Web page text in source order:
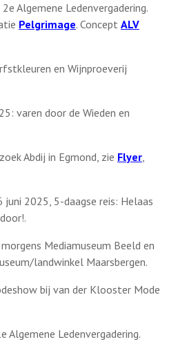
Algemene Ledenvergadering.
Pelgrimage. Concept ALV
en Wijnproeverij
varen door de Wieden en
Abdij in Egmond, zie Flyer,
2025, 5-daagse reis: Helaas
Mediamuseum Beeld en
landwinkel Maarsbergen.
bij van der Klooster Mode
Algemene Ledenvergadering.